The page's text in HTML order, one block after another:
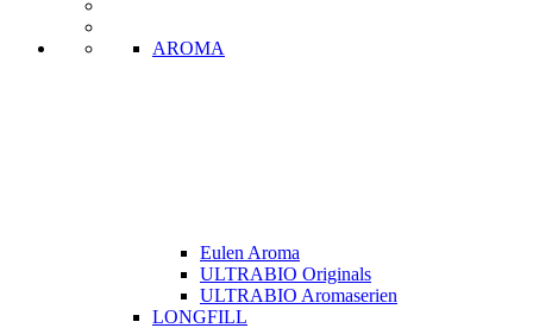
AROMA
Eulen Aroma
ULTRABIO Originals
ULTRABIO Aromaserien
LONGFILL